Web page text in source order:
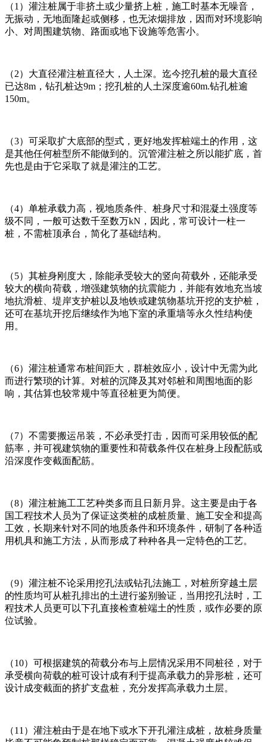
（1）灌注桩属于非挤土或少量挤上桩，施工时基本无噪音，
无振动，无地面隆起或侧移，也无浓烟排放，因而对环境影响
小、对周围建筑物、路面或地下设施等危害小。
（2）大直径灌注桩直径大，人土深。迄今挖孔桩的最大直径
已达8m，钻孔桩达9m；挖孔桩的人土深度逾60m.钻孔桩逾
150m。
（3）可采取扩大底部的型式，更好地发挥桩端土的作用，这
是其他任何桩型所不能做到的。沉管灌注桩之所以能扩底，首
先也是由于它采取了就是灌注的工艺。
（4）单桩承载力高，视地质条件、桩身尺寸和混凝土强度等
级不同，一般可达数千至数万kN，因此，常可设计一柱一
桩，不需桩顶承台，简化了基础结构。
（5）其桩身刚度大，除能承受较大的竖向荷载外，还能承受
较大的横向荷载，增强建筑物的抗震能力，并能有效地充当坡
地抗滑桩、堤岸支护桩以及地铁或建筑物基坑开挖的支护桩，
还可在基坑开挖后继续作为地下室的承重墙等永久性结构使
用。
（6）灌注桩通常布桩间距大，群桩效应小，设计中无需为此
而进行繁琐的计算。对桩的沉降及其对邻桩和周围地面的影
响，其估算也较常规中等直径桩更为简便。
（7）不需要搬运吊装，不必承受打击，因而可采用较低的配
筋率，并可视建筑物的重要性和荷载条件仅在桩身上段配筋或
沿深度作变截面配筋。
（8）灌注桩施工工艺种类多而且日新月异。这主要是由于各
国工程技术人员为了保证这类桩的成桩质量、施工安全和提高
工效，长期来针对不同的地质条件和环境条件，研制了各种适
用机具和施工方法，从而形成了种种各具一定特色的工艺。
（9）灌注桩不论采用挖孔法或钻孔法施工，对桩所穿越土层
的性质均可从桩孔排出的土进行鉴别验证，当用挖孔法时，工
程技术人员更可以下孔直接检查桩端土的性质，或作必要的原
位试验。
（10）可根据建筑的荷载分布与上层情况采用不同桩径，对于
承受横向荷载的桩可设计成有利于提高承载力的异形桩，还可
设计成变截面的挤扩支盘桩，充分发挥高承载力土层。
（11）灌注桩由于是在地下或水下开孔灌注成桩，故桩身质量